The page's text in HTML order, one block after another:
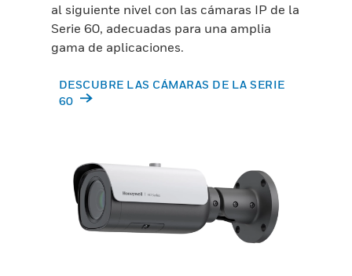
al siguiente nivel con las cámaras IP de la
Serie 60, adecuadas para una amplia
gama de aplicaciones.
DESCUBRE LAS CÁMARAS DE LA SERIE
60